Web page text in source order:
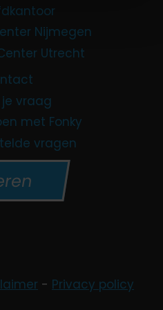
Nijmegen
Utrecht
je vraag
met Fonky
vragen
- Privacy policy